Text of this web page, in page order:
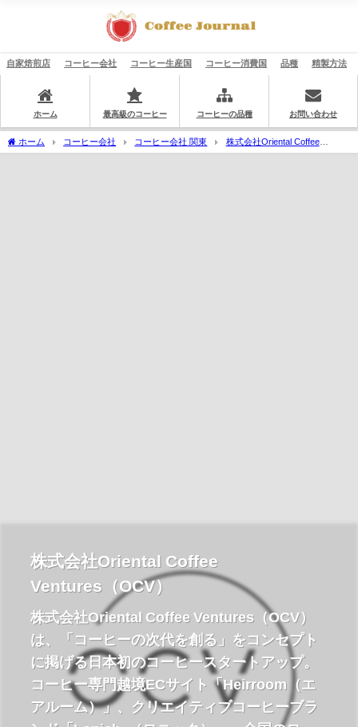
自家焙煎店 コーヒー会社 コーヒー生産国 コーヒー消費国 品種 精製方法
ホーム 最高級のコーヒー コーヒーの品種 お問い合わせ
ホーム コーヒー会社 コーヒー会社 関東
株式会社Oriental Coffee
Ventures（OCV）
株式会社Oriental Coffee
Ventures（OCV）
株式会社Oriental Coffee Ventures（OCV）
は、「コーヒーの次代を創る」をコンセプト
に掲げる日本初のコーヒースタートアップ。
コーヒー専門越境ECサイト「Heirroom（エ
アルーム）」、クリエイティブコーヒーブラ